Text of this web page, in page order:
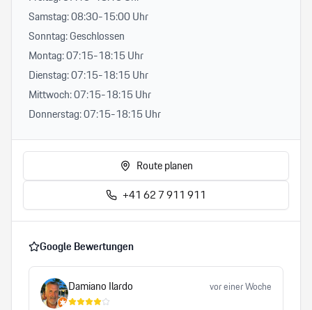
Samstag: 08:30-15:00 Uhr
Sonntag: Geschlossen
Montag: 07:15-18:15 Uhr
Dienstag: 07:15-18:15 Uhr
Mittwoch: 07:15-18:15 Uhr
Donnerstag: 07:15-18:15 Uhr
Route planen
+41 62 7 911 911
Google Bewertungen
Damiano Ilardo vor einer Woche